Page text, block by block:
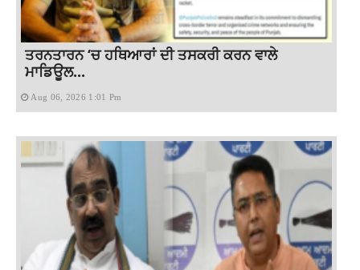
ਤਰਨਤਾਰਨ ‘ਚ ਹਥਿਆਰਾਂ ਦੀ ਤਸਕਰੀ ਕਰਨ ਵਾਲੇ
ਮਾਡਿਊਲ...
Aug 06, 2026 1:01 Pm